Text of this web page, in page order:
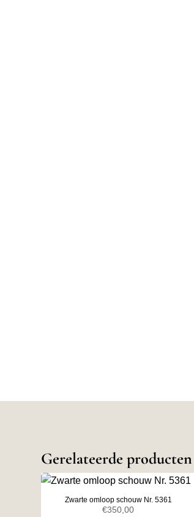
Gerelateerde producten
Zwarte omloop schouw Nr. 5361
€350,00